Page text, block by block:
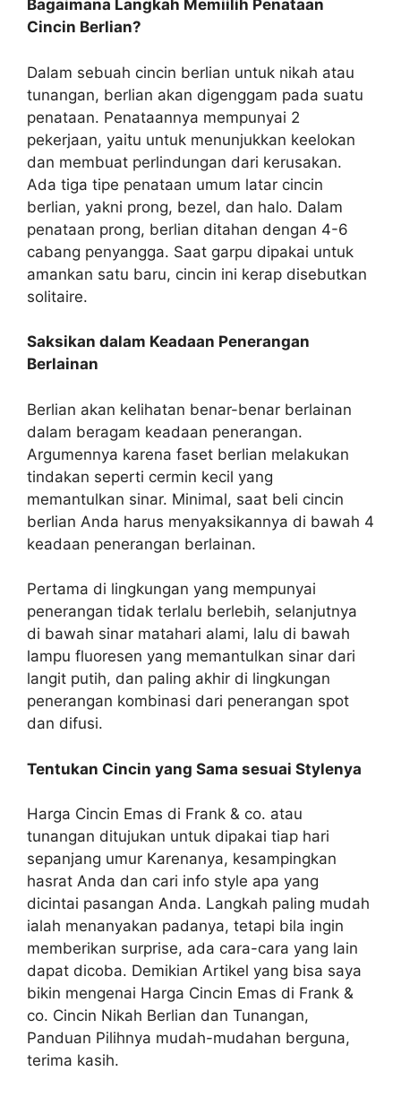
Bagaimana Langkah Memiilih Penataan
Cincin Berlian?
Dalam sebuah cincin berlian untuk nikah atau
tunangan, berlian akan digenggam pada suatu
penataan. Penataannya mempunyai 2
pekerjaan, yaitu untuk menunjukkan keelokan
dan membuat perlindungan dari kerusakan.
Ada tiga tipe penataan umum latar cincin
berlian, yakni prong, bezel, dan halo. Dalam
penataan prong, berlian ditahan dengan 4-6
cabang penyangga. Saat garpu dipakai untuk
amankan satu baru, cincin ini kerap disebutkan
solitaire.
Saksikan dalam Keadaan Penerangan
Berlainan
Berlian akan kelihatan benar-benar berlainan
dalam beragam keadaan penerangan.
Argumennya karena faset berlian melakukan
tindakan seperti cermin kecil yang
memantulkan sinar. Minimal, saat beli cincin
berlian Anda harus menyaksikannya di bawah 4
keadaan penerangan berlainan.
Pertama di lingkungan yang mempunyai
penerangan tidak terlalu berlebih, selanjutnya
di bawah sinar matahari alami, lalu di bawah
lampu fluoresen yang memantulkan sinar dari
langit putih, dan paling akhir di lingkungan
penerangan kombinasi dari penerangan spot
dan difusi.
Tentukan Cincin yang Sama sesuai Stylenya
Harga Cincin Emas di Frank & co. atau
tunangan ditujukan untuk dipakai tiap hari
sepanjang umur Karenanya, kesampingkan
hasrat Anda dan cari info style apa yang
dicintai pasangan Anda. Langkah paling mudah
ialah menanyakan padanya, tetapi bila ingin
memberikan surprise, ada cara-cara yang lain
dapat dicoba. Demikian Artikel yang bisa saya
bikin mengenai Harga Cincin Emas di Frank &
co. Cincin Nikah Berlian dan Tunangan,
Panduan Pilihnya mudah-mudahan berguna,
terima kasih.